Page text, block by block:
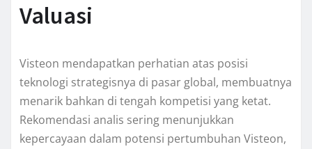
Valuasi
Visteon mendapatkan perhatian atas posisi
teknologi strategisnya di pasar global, membuatnya
menarik bahkan di tengah kompetisi yang ketat.
Rekomendasi analis sering menunjukkan
kepercayaan dalam potensi pertumbuhan Visteon,